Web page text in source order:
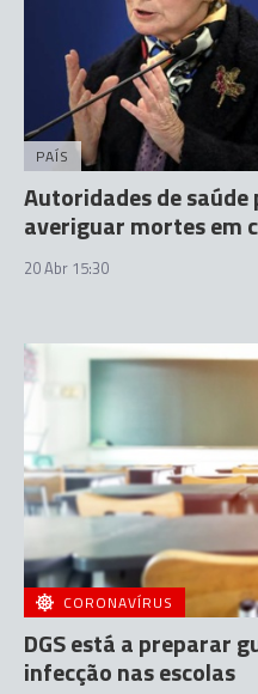
PAÍS
Autoridades de
averiguar mortes em
20 Abr 15:30
CORONAVÍRUS
DGS está a preparar
infecção nas escolas